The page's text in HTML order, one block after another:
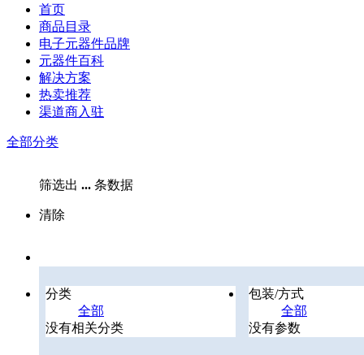
首页
商品目录
电子元器件品牌
元器件百科
解决方案
热卖推荐
渠道商入驻
全部分类
筛选出 ... 条数据
清除
分类
全部
没有相关分类
包装/方式
全部
没有参数